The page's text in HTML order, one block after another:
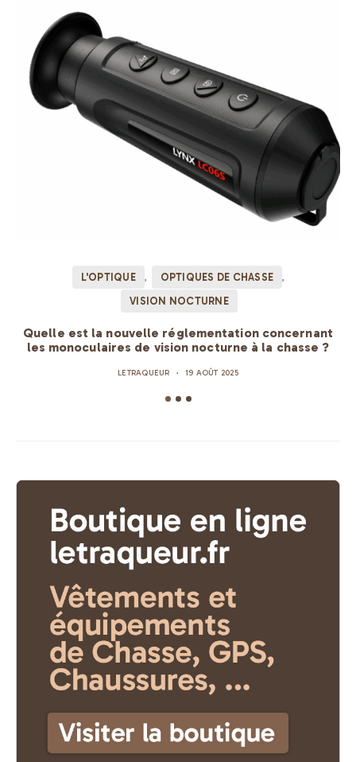
L'OPTIQUE
OPTIQUES DE CHASSE
VISION NOCTURNE
Quelle est la nouvelle réglementation concernant
les monoculaires de vision nocturne à la chasse ?
LETRAQUEUR 19 AOÛT 2025